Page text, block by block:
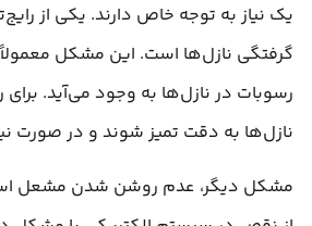
یک نیاز به توجه خاص دارند. یکی از
گرفتگی نازل‌ها است. این مشکل
رسوبات در نازل‌ها به وجود می‌آید.
نازل‌ها به دقت تمیز شوند و در صورت
مشکل دیگر، عدم روشن شدن مشعل